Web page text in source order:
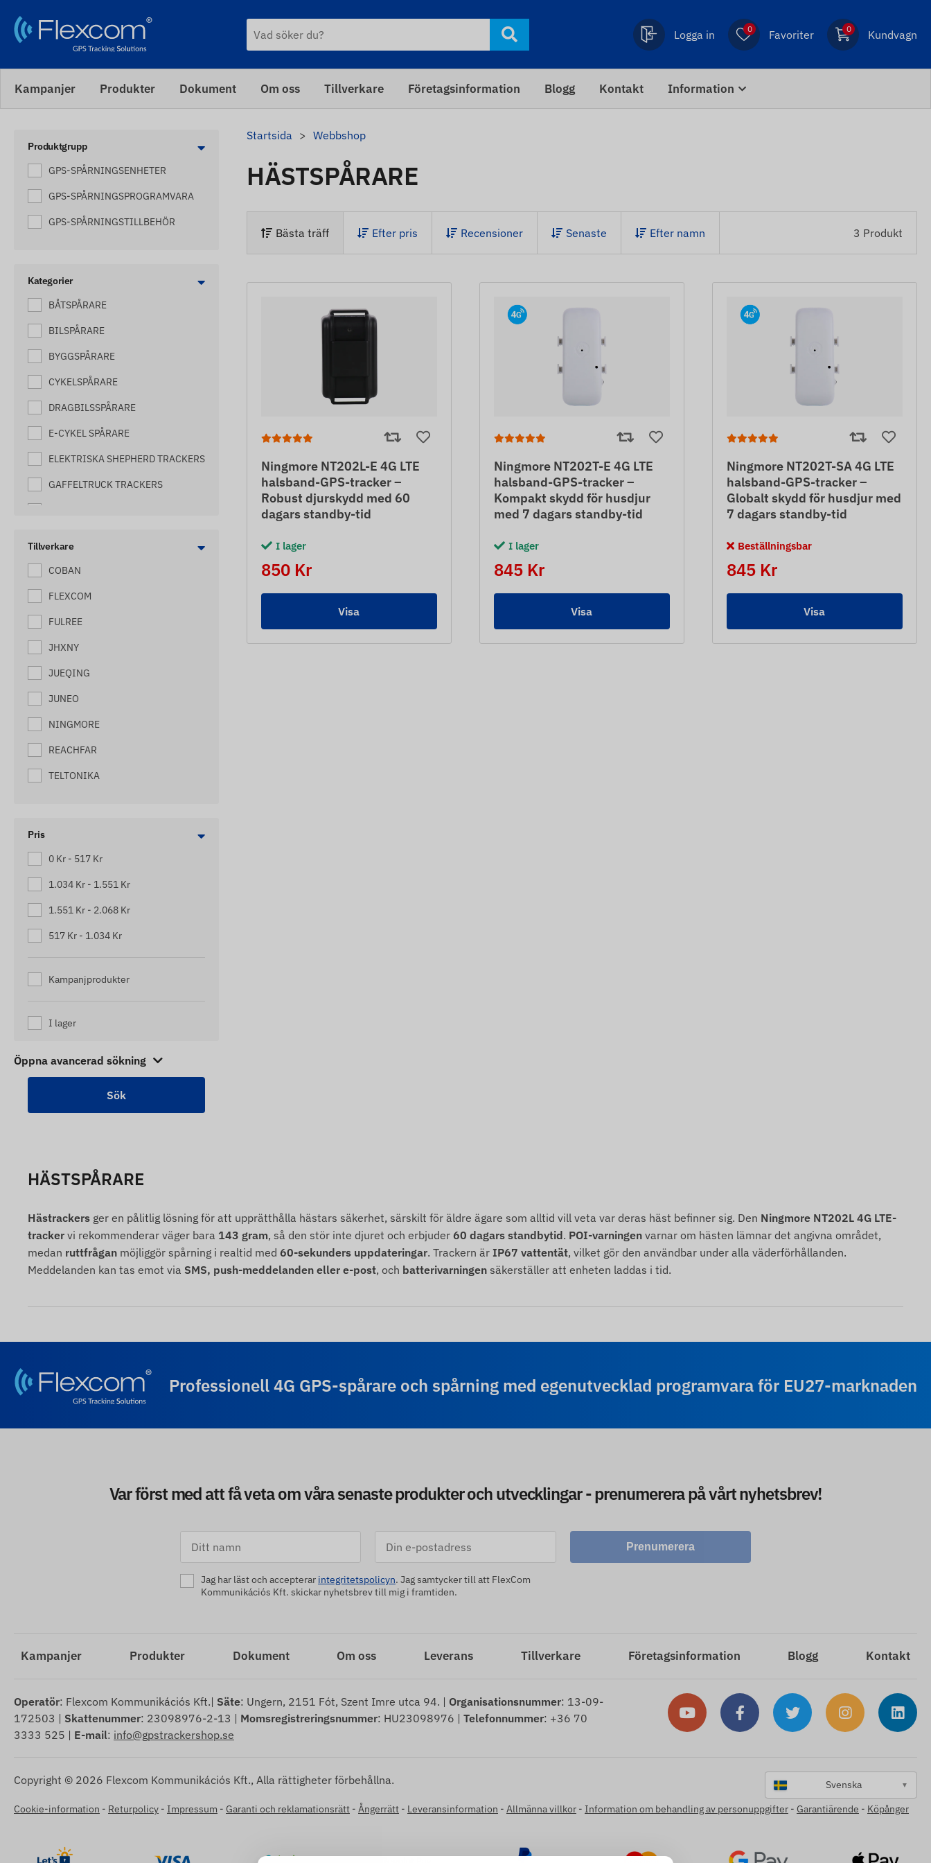
Logga in 0 Favoriter 0 Kundvagn
Kampanjer Produkter Dokument Om oss Tillverkare Företagsinformation Blogg Kontakt Information
Produktgrupp
GPS-SPÅRNINGSENHETER
GPS-SPÅRNINGSPROGRAMVARA
GPS-SPÅRNINGSTILLBEHÖR
Kategorier
BÅTSPÅRARE
BILSPÅRARE
BYGGSPÅRARE
CYKELSPÅRARE
DRAGBILSSPÅRARE
E-CYKEL SPÅRARE
ELEKTRISKA SHEPHERD TRACKERS
GAFFELTRUCK TRACKERS
HUSVAGNAR
SPÅRNINGSENHETER FÖR
Tillverkare
COBAN
FLEXCOM
FULREE
JHXNY
JUEQING
JUNEO
NINGMORE
REACHFAR
TELTONIKA
Pris
0 Kr - 517 Kr
1.034 Kr - 1.551 Kr
1.551 Kr - 2.068 Kr
517 Kr - 1.034 Kr
Kampanjprodukter
I lager
Öppna avancerad sökning
Startsida Webbshop
HÄSTSPÅRARE
Bästa träff Efter pris Recensioner Senaste Efter namn 3 Produkt
Ningmore NT202L-E 4G LTE
halsband-GPS-tracker –
Robust djurskydd med 60
dagars standby-tid
I lager
850 Kr
Visa
Ningmore NT202T-E 4G LTE
halsband-GPS-tracker –
Kompakt skydd för husdjur
med 7 dagars standby-tid
I lager
845 Kr
Visa
Ningmore NT202T-SA 4G LTE
halsband-GPS-tracker –
Globalt skydd för husdjur med
7 dagars standby-tid
Beställningsbar
845 Kr
Visa
HÄSTSPÅRARE
Hästrackers ger en pålitlig lösning för att upprätthålla hästars säkerhet, särskilt för äldre ägare som alltid vill veta var deras häst befinner sig. Den Ningmore NT202L 4G LTE-
tracker vi rekommenderar väger bara 143 gram, så den stör inte djuret och erbjuder 60 dagars standbytid. POI-varningen varnar om hästen lämnar det angivna området,
medan ruttfrågan möjliggör spårning i realtid med 60-sekunders uppdateringar. Trackern är IP67 vattentät, vilket gör den användbar under alla väderförhållanden.
Meddelanden kan tas emot via SMS, push-meddelanden eller e-post, och batterivarningen säkerställer att enheten laddas i tid.
Professionell 4G GPS-spårare och spårning med egenutvecklad programvara för EU27-marknaden
Var först med att få veta om våra senaste produkter och utvecklingar - prenumerera på vårt nyhetsbrev!
Prenumerera
Jag har läst och accepterar integritetspolicyn. Jag samtycker till att FlexCom
Kommunikációs Kft. skickar nyhetsbrev till mig i framtiden.
Kampanjer Produkter Dokument Om oss Leverans Tillverkare Företagsinformation Blogg Kontakt
Operatör: Flexcom Kommunikációs Kft.| Säte: Ungern, 2151 Fót, Szent Imre utca 94. | Organisationsnummer: 13-09-
172503 | Skattenummer: 23098976-2-13 | Momsregistreringsnummer: HU23098976 | Telefonnummer: +36 70
3333 525 | E-mail: info@gpstrackershop.se
Copyright © 2026 Flexcom Kommunikációs Kft., Alla rättigheter förbehållna. Svenska ▼
Cookie-information - Returpolicy - Impressum - Garanti och reklamationsrätt - Ångerrätt - Leveransinformation - Allmänna villkor - Information om behandling av personuppgifter - Garantiärende - Köpånger